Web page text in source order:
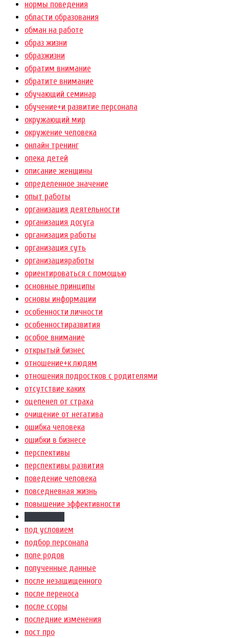
нормы поведения
области образования
обман на работе
образ жизни
образжизни
обратим внимание
обратите внимание
обучающий семинар
обучение+и развитие персонала
окружающий мир
окружение человека
онлайн тренинг
опека детей
описание женщины
определенное значение
опыт работы
организация деятельности
организация досуга
организация работы
организация суть
организацияработы
ориентироваться с помощью
основные принципы
основы информации
особенности личности
особенностиразвития
особое внимание
открытый бизнес
отношение+к людям
отношения подростков с родителями
отсутствие каких
оцепенел от страха
очищение от негатива
ошибка человека
ошибки в бизнесе
перспективы
перспективы развития
поведение человека
повседневная жизнь
повышение эффективности
под условием
подбор персонала
поле родов
полученные данные
после незащищенного
после переноса
после ссоры
последние изменения
пост про